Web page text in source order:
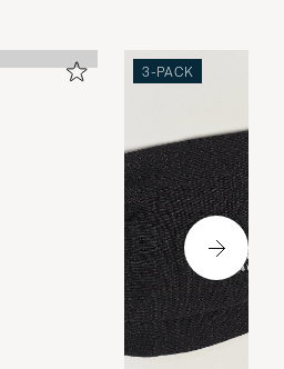
3-PACK